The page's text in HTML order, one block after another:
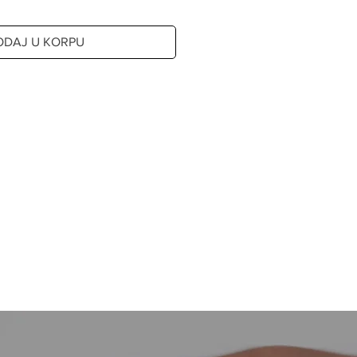
U KORPU